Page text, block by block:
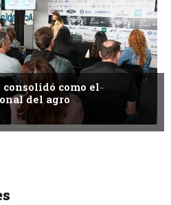
como el
del agro